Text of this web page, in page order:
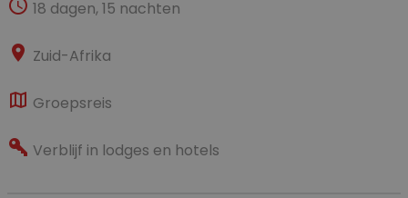
18 dagen, 15 nachten
Zuid-Afrika
Groepsreis
Verblijf in lodges en hotels